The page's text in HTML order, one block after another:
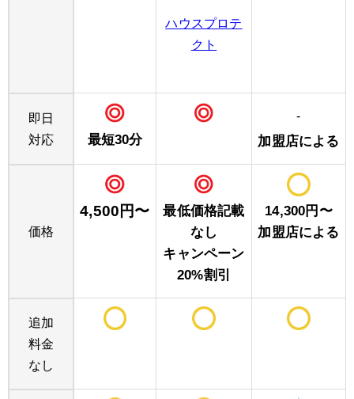
ハウスプロテ
クト
即日
対応
最短30分
-
加盟店による
価格
4,500円〜
最低価格記載
なし
キャンペーン
20%割引
14,300円〜
加盟店による
追加
料金
なし